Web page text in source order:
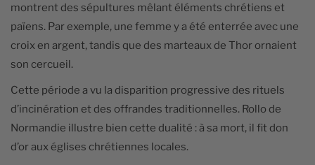
montrent des sépultures mêlant éléments chrétiens et
païens. Par exemple, une femme y a été enterrée avec une
croix en argent, tandis que des marteaux de Thor ornaient
son cercueil.
Cette période a vu la disparition progressive des rituels
d’incinération et des offrandes traditionnelles. Rollo de
Normandie illustre bien cette dualité : à sa mort, il fit don
d’or aux églises chrétiennes locales.